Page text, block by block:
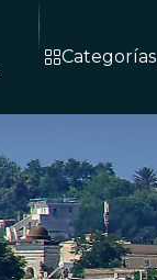
Categorías